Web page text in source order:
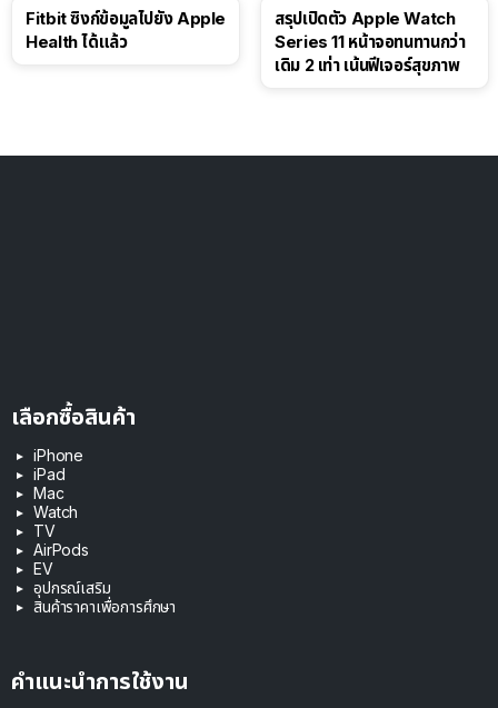
Fitbit ซิงก์ข้อมูลไปยัง Apple
Health ได้แล้ว
สรุปเปิดตัว Apple Watch
Series 11 หน้าจอทนทานกว่า
เดิม 2 เท่า เน้นฟีเจอร์สุขภาพ
เลือกซื้อสินค้า
iPhone
iPad
Mac
Watch
TV
AirPods
EV
อุปกรณ์เสริม
สินค้าราคาเพื่อการศึกษา
คำแนะนำการใช้งาน